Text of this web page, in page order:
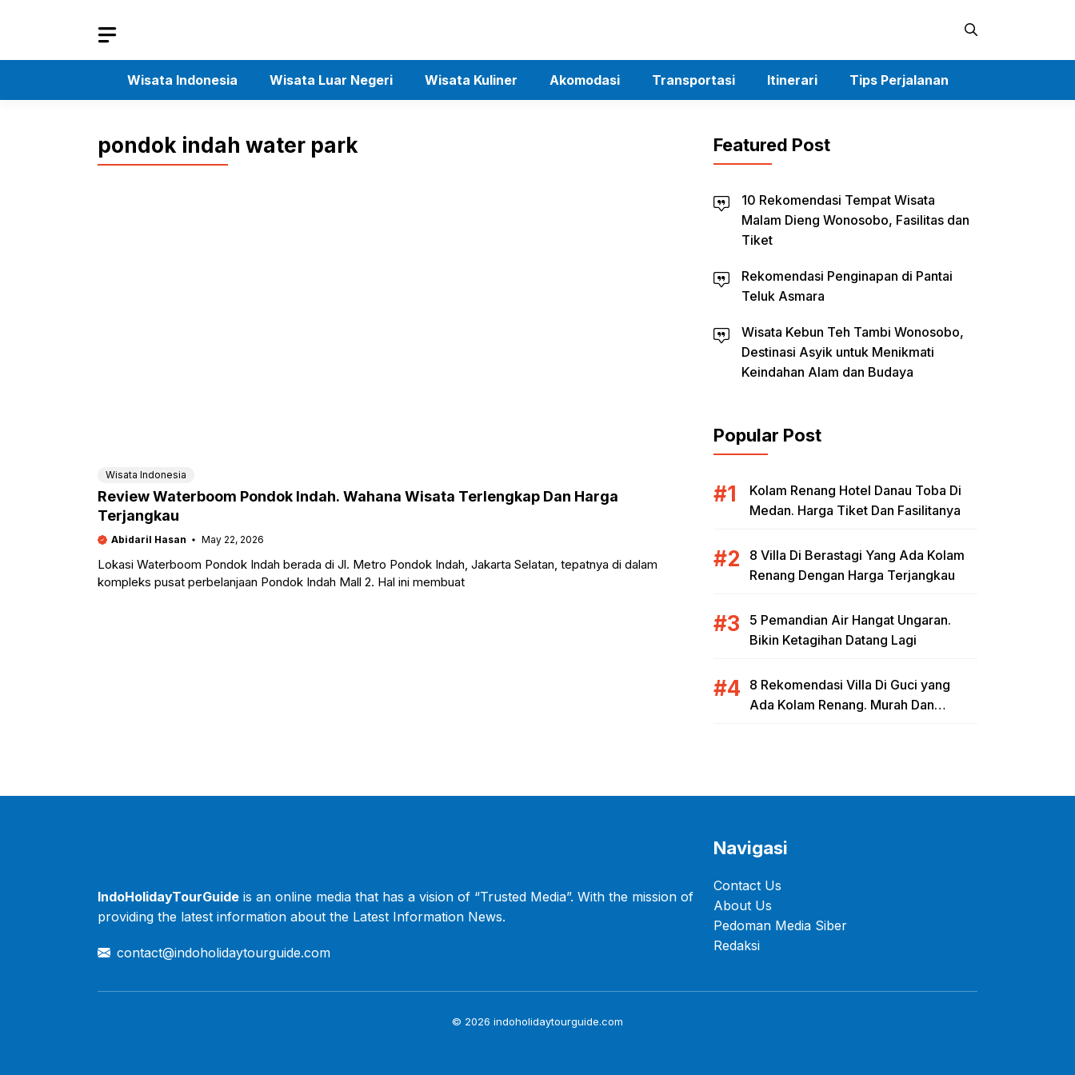
Wisata Indonesia
Wisata Luar Negeri Wisata Kuliner Akomodasi Transportasi Itinerari Tips Perjalanan
pondok indah water park
Wisata Indonesia
Review Waterboom Pondok Indah. Wahana Wisata Terlengkap Dan Harga
Terjangkau
Abidaril Hasan May 22, 2026
Lokasi Waterboom Pondok Indah berada di Jl. Metro Pondok Indah, Jakarta Selatan, tepatnya di dalam
kompleks pusat perbelanjaan Pondok Indah Mall 2. Hal ini membuat
Featured Post
10 Rekomendasi Tempat Wisata
Malam Dieng Wonosobo, Fasilitas dan
Tiket
Rekomendasi Penginapan di Pantai
Teluk Asmara
Wisata Kebun Teh Tambi Wonosobo,
Destinasi Asyik untuk Menikmati
Keindahan Alam dan Budaya
Popular Post
Kolam Renang Hotel Danau Toba Di
Medan. Harga Tiket Dan Fasilitanya
8 Villa Di Berastagi Yang Ada Kolam
Renang Dengan Harga Terjangkau
5 Pemandian Air Hangat Ungaran.
Bikin Ketagihan Datang Lagi
8 Rekomendasi Villa Di Guci yang
Ada Kolam Renang. Murah Dan
IndoHolidayTourGuide is an online media that has a vision of “Trusted Media”. With the mission of
providing the latest information about the Latest Information News.
contact@indoholidaytourguide.com
Navigasi
Contact Us
About Us
Pedoman Media Siber
Redaksi
© 2026 indoholidaytourguide.com